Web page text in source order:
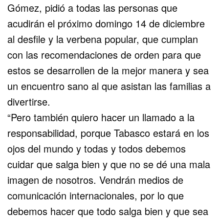
Gómez, pidió a todas las personas que
acudirán el próximo domingo 14 de diciembre
al desfile y la verbena popular, que cumplan
con las recomendaciones de orden para que
estos se desarrollen de la mejor manera y sea
un encuentro sano al que asistan las familias a
divertirse.
“Pero también quiero hacer un llamado a la
responsabilidad, porque Tabasco estará en los
ojos del mundo y todas y todos debemos
cuidar que salga bien y que no se dé una mala
imagen de nosotros. Vendrán medios de
comunicación internacionales, por lo que
debemos hacer que todo salga bien y que sea